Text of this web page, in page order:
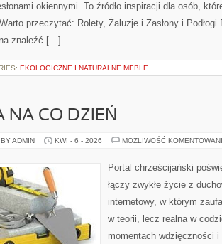
okiennymi. To źródło inspiracji dla osób,
przeczytać: Rolety, Żaluzje i Zasłony i Podłogi
znaleźć […]
EKOLOGICZNE I NATURALNE MEBLE
NA CO DZIEŃ
ADMIN KWI - 6 - 2026 MOŻLIWOŚĆ
Portal chrześcijański
łączy zwykłe życie z
internetowy, w którym
w teorii, lecz realna w
momentach wdzięczności